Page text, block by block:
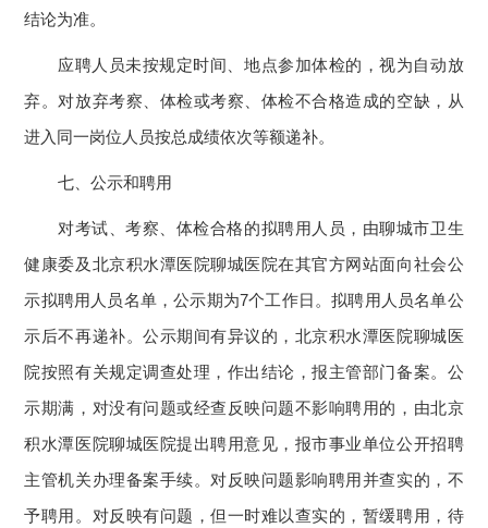
结论为准。
应聘人员未按规定时间、地点参加体检的，视为自动放
弃。对放弃考察、体检或考察、体检不合格造成的空缺，从
进入同一岗位人员按总成绩依次等额递补。
七、公示和聘用
对考试、考察、体检合格的拟聘用人员，由聊城市卫生
健康委及北京积水潭医院聊城医院在其官方网站面向社会公
示拟聘用人员名单，公示期为7个工作日。拟聘用人员名单公
示后不再递补。公示期间有异议的，北京积水潭医院聊城医
院按照有关规定调查处理，作出结论，报主管部门备案。公
示期满，对没有问题或经查反映问题不影响聘用的，由北京
积水潭医院聊城医院提出聘用意见，报市事业单位公开招聘
主管机关办理备案手续。对反映问题影响聘用并查实的，不
予聘用。对反映有问题，但一时难以查实的，暂缓聘用，待